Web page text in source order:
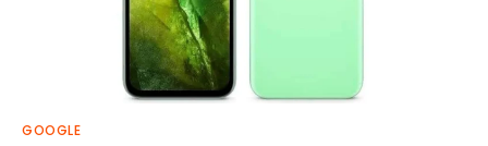
GOOGLE